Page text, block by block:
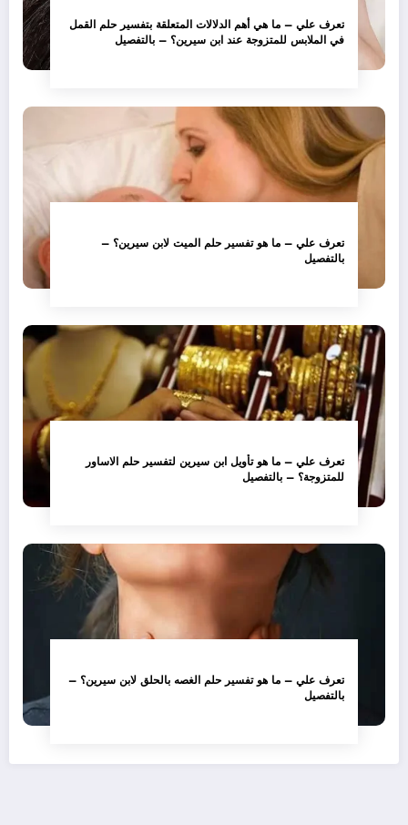
تعرف علي – ما هي أهم الدلالات المتعلقة بتفسير حلم القمل
في الملابس للمتزوجة عند ابن سيرين؟ – بالتفصيل
تعرف علي – ما هو تفسير حلم الميت لابن سيرين؟ –
بالتفصيل
تعرف علي – ما هو تأويل ابن سيرين لتفسير حلم الاساور
للمتزوجة؟ – بالتفصيل
تعرف علي – ما هو تفسير حلم الغصه بالحلق لابن سيرين؟ –
بالتفصيل